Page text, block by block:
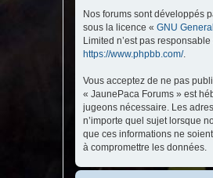
Nos forums sont développés
sous la licence « GNU
Limited n’est pas
https://www.phpbb.com/.
Vous acceptez de ne pas
« JaunePaca Forums » est
jugeons nécessaire. Les
n’importe quel sujet lorsque
que ces informations ne
à compromettre les données.